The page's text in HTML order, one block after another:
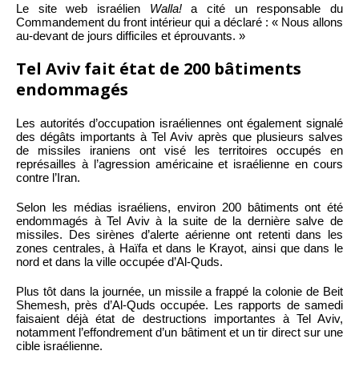
Le site web israélien Walla!a cité un responsable du
Commandement du front intérieur qui a déclaré : « Nous allons
au-devant de jours difficiles et éprouvants. »
Tel Aviv fait état de 200 bâtiments
endommagés
Les autorités d’occupation israéliennes ont également signalé
des dégâts importants à Tel Aviv après que plusieurs salves
de missiles iraniens ont visé les territoires occupés en
représailles à l’agression américaine et israélienne en cours
contre l’Iran.
Selon les médias israéliens, environ 200 bâtiments ont été
endommagés à Tel Aviv à la suite de la dernière salve de
missiles. Des sirènes d’alerte aérienne ont retenti dans les
zones centrales, à Haïfa et dans le Krayot, ainsi que dans le
nord et dans la ville occupée d’Al-Quds.
Plus tôt dans la journée, un missile a frappé la colonie de Beit
Shemesh, près d’Al-Quds occupée. Les rapports de samedi
faisaient déjà état de destructions importantes à Tel Aviv,
notamment l’effondrement d’un bâtiment et un tir direct sur une
cible israélienne.